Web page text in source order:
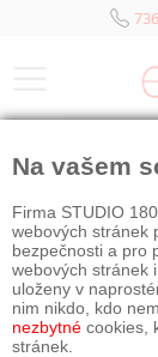
Na vašem
Firma STUDIO
webových stránek
bezpečnosti a pro
webových stránek
uloženy v
nim nikdo, kdo
nezbytné cookies,
stránek.